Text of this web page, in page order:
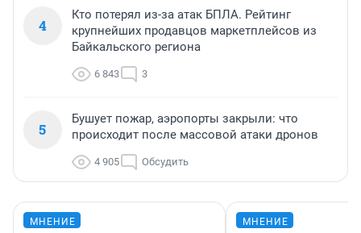
4
Кто потерял из-за атак БПЛА. Рейтинг
крупнейших продавцов маркетплейсов из
Байкальского региона
6 843 3
5
Бушует пожар, аэропорты закрыли: что
происходит после массовой атаки дронов
4 905 Обсудить
МНЕНИЕ МНЕНИЕ